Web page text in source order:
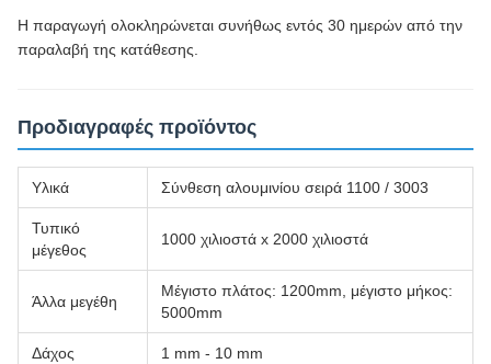
Η παραγωγή ολοκληρώνεται συνήθως εντός 30 ημερών από την
παραλαβή της κατάθεσης.
Προδιαγραφές προϊόντος
Υλικά Σύνθεση αλουμινίου σειρά 1100 / 3003
Τυπικό
μέγεθος
1000 χιλιοστά x 2000 χιλιοστά
Άλλα μεγέθη
Μέγιστο πλάτος: 1200mm, μέγιστο μήκος:
5000mm
Δάχος 1 mm - 10 mm